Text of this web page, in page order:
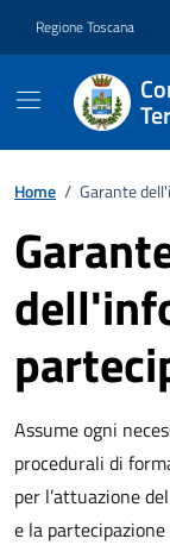
Regione Toscana
Home / Garante
Descrizione breve
Assume ogni
procedurali di
per l’attuazione
e la